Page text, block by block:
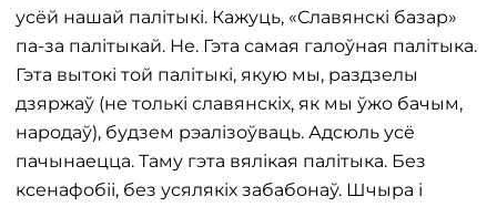
усёй нашай палітыкі. Кажуць, «Славянскі базар»
па-за палітыкай. Не. Гэта самая галоўная палітыка.
Гэта вытокі той палітыкі, якую мы, раздзелы
дзяржаў (не толькі славянскіх, як мы ўжо бачым,
народаў), будзем рэалізоўваць. Адсюль усё
пачынаецца. Таму гэта вялікая палітыка. Без
ксенафобіі, без усялякіх забабонаў. Шчыра і